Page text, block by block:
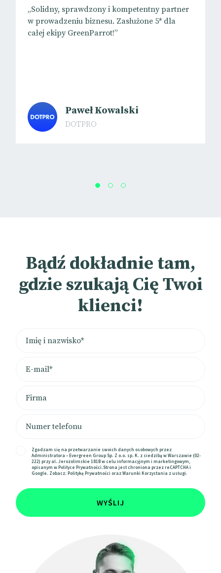
„Solidny, sprawdzony i kompetentny partner
w prowadzeniu biznesu. Zasłużone 5* dla
całej ekipy GreenParrot!”
Paweł Kowalski
DOTPRO
Bądź dokładnie tam,
gdzie szukają Cię Twoi
klienci!
Zgadzam się na przetwarzanie swoich danych osobowych przez
Administratora – Evergreen Group Sp. Z o.o. sp. K. z siedzibą w Warszawie (02-
222) przy al. Jerozolimskie 181B w celu informacyjnym i marketingowym,
opisanym wPolityce Prywatności.Strona jest chroniona przez reCAPTCHA i
Google. Zobacz: Politykę Prywatności orazWarunki Korzystania z usługi.
WYŚLIJ